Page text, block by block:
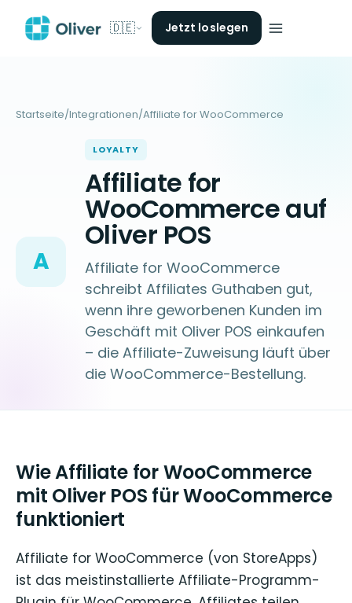
🇩🇪 Jetzt loslegen
Startseite/Integrationen/Affiliate for WooCommerce
A
LOYALTY
Affiliate for
WooCommerce auf
Oliver POS
Affiliate for WooCommerce
schreibt Affiliates Guthaben gut,
wenn ihre geworbenen Kunden im
Geschäft mit Oliver POS einkaufen
– die Affiliate-Zuweisung läuft über
die WooCommerce-Bestellung.
Wie Affiliate for WooCommerce
mit Oliver POS für WooCommerce
funktioniert
Affiliate for WooCommerce (von StoreApps)
ist das meistinstallierte Affiliate-Programm-